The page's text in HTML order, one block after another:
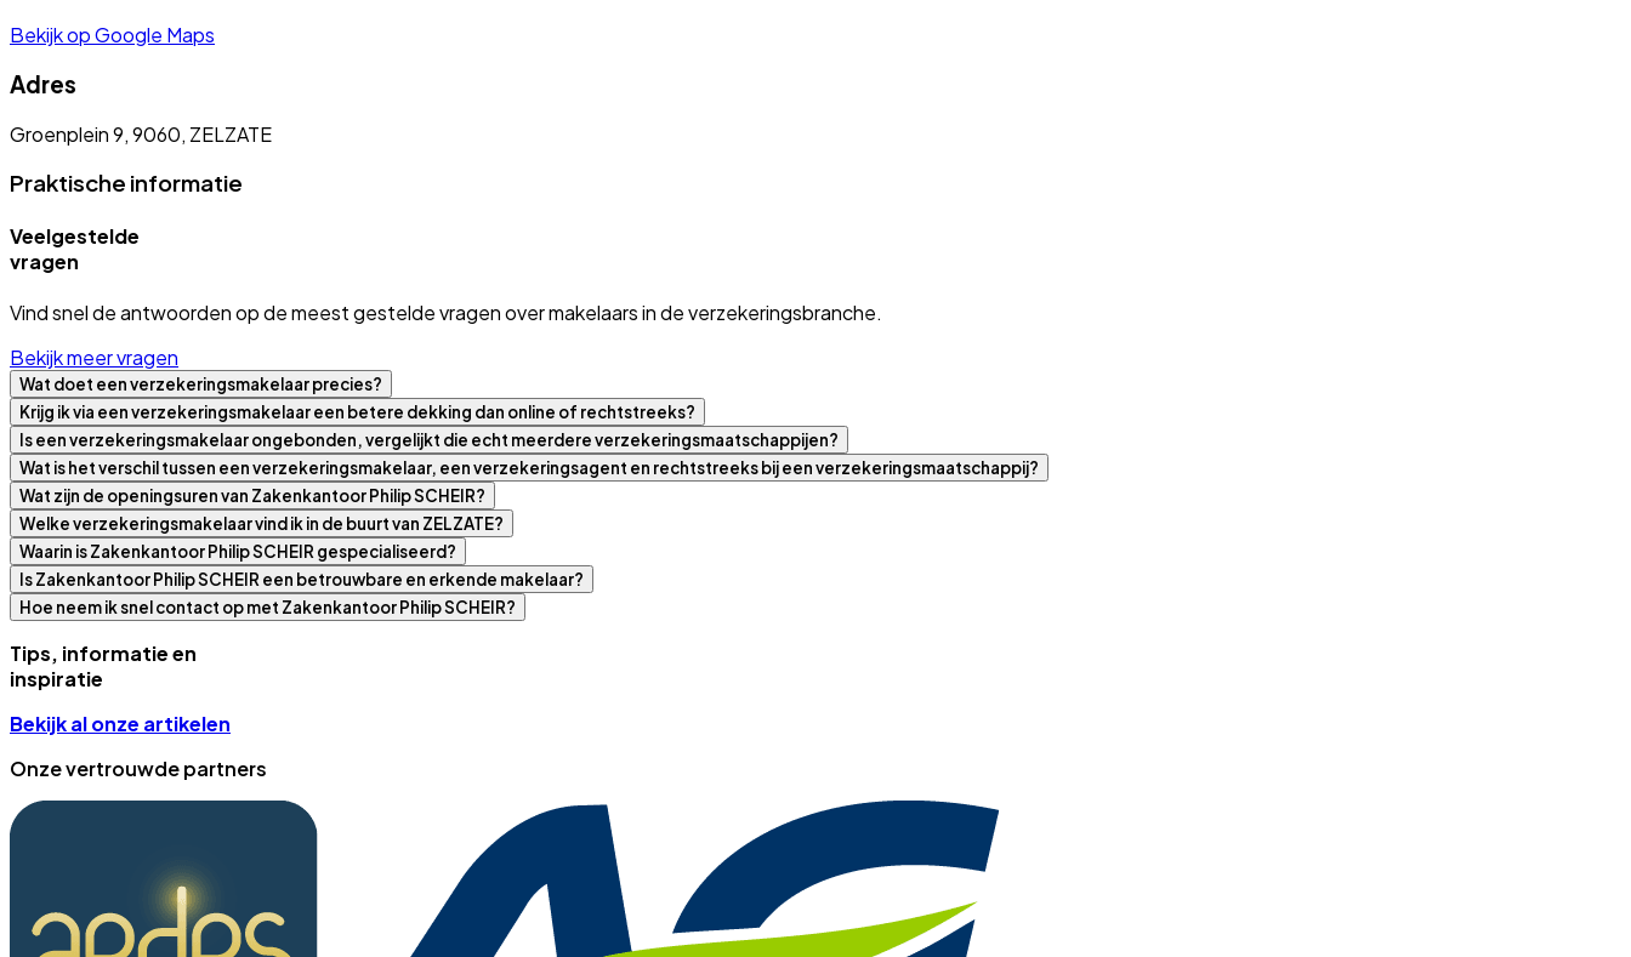
Bekijk op Google Maps
Adres
Groenplein 9, 9060, ZELZATE
Praktische informatie
Veelgestelde
vragen
Vind snel de antwoorden op de meest gestelde vragen over makelaars in de verzekeringsbranche.
Bekijk meer vragen
Wat doet een verzekeringsmakelaar precies?
Krijg ik via een verzekeringsmakelaar een betere dekking dan online of rechtstreeks?
Is een verzekeringsmakelaar ongebonden, vergelijkt die echt meerdere verzekeringsmaatschappijen?
Wat is het verschil tussen een verzekeringsmakelaar, een verzekeringsagent en rechtstreeks bij een verzekeringsmaatschappij?
Wat zijn de openingsuren van Zakenkantoor Philip SCHEIR?
Welke verzekeringsmakelaar vind ik in de buurt van ZELZATE?
Waarin is Zakenkantoor Philip SCHEIR gespecialiseerd?
Is Zakenkantoor Philip SCHEIR een betrouwbare en erkende makelaar?
Hoe neem ik snel contact op met Zakenkantoor Philip SCHEIR?
Tips, informatie en
inspiratie
Bekijk al onze artikelen
Onze vertrouwde partners